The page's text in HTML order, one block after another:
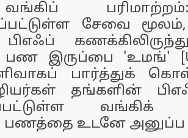
சேவை
பண இருப்பை 'உமங்'
பார்த்துக்
தங்களின்
வங்கிக்
பணத்தை உடனே அனுப்ப